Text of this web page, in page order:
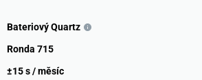
Bateriový Quartz
Ronda 715
±15 s / měsíc